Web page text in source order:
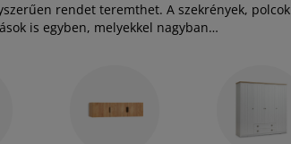
rendet teremthet. A szekrények, polcok
is egyben, melyekkel nagyban
ki otthonában. A tárolóbútorok elegáns és
akár a magasságokban is gondolkodhat falra
szabhat határt - kínálatunkban egyszerűen
és kiegészítőket. Tekintse meg